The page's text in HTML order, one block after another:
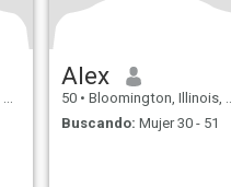
Alex
50 • Bloomington, Illinois, Estados Unidos
Buscando: Mujer 30 - 51